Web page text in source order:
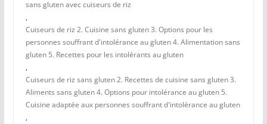
sans gluten avec cuiseurs de riz
,
Cuiseurs de riz 2. Cuisine sans gluten 3. Options pour les
personnes souffrant d'intolérance au gluten 4. Alimentation sans
gluten 5. Recettes pour les intolérants au gluten
,
Cuiseurs de riz sans gluten 2. Recettes de cuisine sans gluten 3.
Aliments sans gluten 4. Options pour intolérance au gluten 5.
Cuisine adaptée aux personnes souffrant d'intolérance au gluten
,